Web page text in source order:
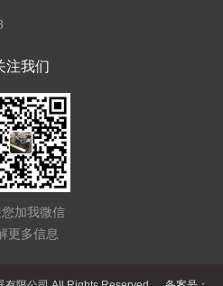
注我们
加我微信
更多信息